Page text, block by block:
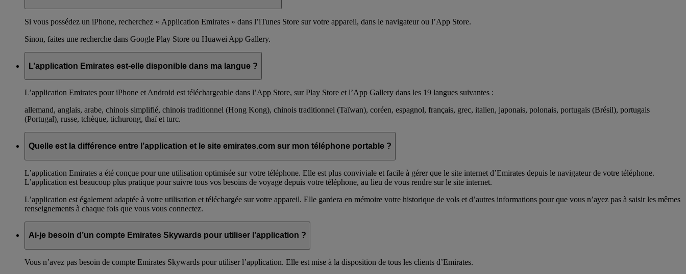
Si vous possédez un iPhone, recherchez « Application Emirates » dans l’iTunes Store sur votre appareil, dans le navigateur ou l’App Store.
Sinon, faites une recherche dans Google Play Store ou Huawei App Gallery.
L’application Emirates est-elle disponible dans ma langue ?
L’application Emirates pour iPhone et Android est téléchargeable dans l’App Store, sur Play Store et l’App Gallery dans les 19 langues suivantes :
allemand, anglais, arabe, chinois simplifié, chinois traditionnel (Hong Kong), chinois traditionnel (Taïwan), coréen, espagnol, français, grec, italien, japonais, polonais, portugais (Brésil), portugais
(Portugal), russe, tchèque, tichurong, thaï et turc.
Quelle est la différence entre l’application et le site emirates.com sur mon téléphone portable ?
L’application Emirates a été conçue pour une utilisation optimisée sur votre téléphone. Elle est plus conviviale et facile à gérer que le site internet d’Emirates depuis le navigateur de votre téléphone.
L’application est beaucoup plus pratique pour suivre tous vos besoins de voyage depuis votre téléphone, au lieu de vous rendre sur le site internet.
L’application est également adaptée à votre utilisation et téléchargée sur votre appareil. Elle gardera en mémoire votre historique de vols et d’autres informations pour que vous n’ayez pas à saisir les mêmes
renseignements à chaque fois que vous vous connectez.
Ai-je besoin d’un compte Emirates Skywards pour utiliser l’application ?
Vous n’avez pas besoin de compte Emirates Skywards pour utiliser l’application. Elle est mise à la disposition de tous les clients d’Emirates.